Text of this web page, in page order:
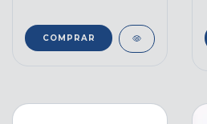
COMPRAR